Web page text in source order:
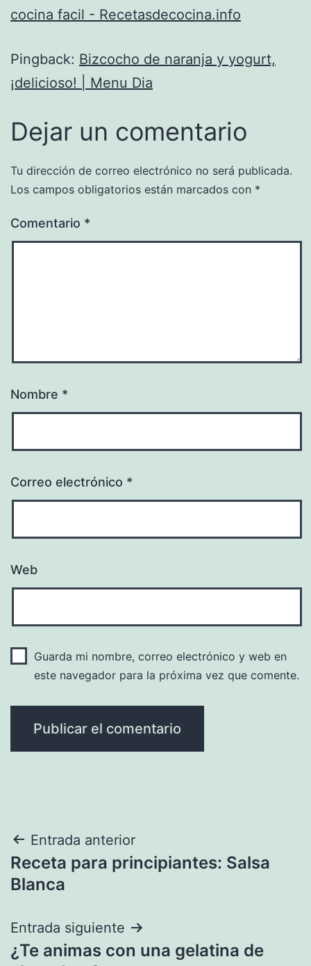
cocina facil - Recetasdecocina.info
Pingback: Bizcocho de naranja y yogurt,
¡delicioso! | Menu Dia
Dejar un comentario
Tu dirección de correo electrónico no será publicada.
Los campos obligatorios están marcados con *
Comentario *
Nombre *
Correo electrónico *
Web
Guarda mi nombre, correo electrónico y web en
este navegador para la próxima vez que comente.
Navegación
de
Entrada anterior
Receta para principiantes: Salsa
Blanca
Entrada siguiente
¿Te animas con una gelatina de